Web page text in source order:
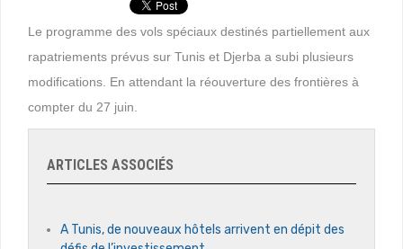
Le programme des vols spéciaux destinés partiellement aux
rapatriements prévus sur Tunis et Djerba a subi plusieurs
modifications. En attendant la réouverture des frontières à
compter du 27 juin.
ARTICLES ASSOCIÉS
A Tunis, de nouveaux hôtels arrivent en dépit des